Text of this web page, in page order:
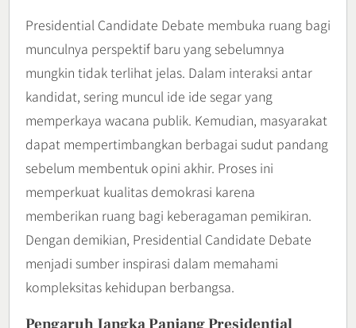
Presidential Candidate Debate membuka ruang bagi
munculnya perspektif baru yang sebelumnya
mungkin tidak terlihat jelas. Dalam interaksi antar
kandidat, sering muncul ide ide segar yang
memperkaya wacana publik. Kemudian, masyarakat
dapat mempertimbangkan berbagai sudut pandang
sebelum membentuk opini akhir. Proses ini
memperkuat kualitas demokrasi karena
memberikan ruang bagi keberagaman pemikiran.
Dengan demikian, Presidential Candidate Debate
menjadi sumber inspirasi dalam memahami
kompleksitas kehidupan berbangsa.